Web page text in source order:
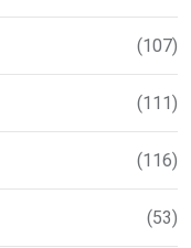
(107)
(111)
(116)
(53)